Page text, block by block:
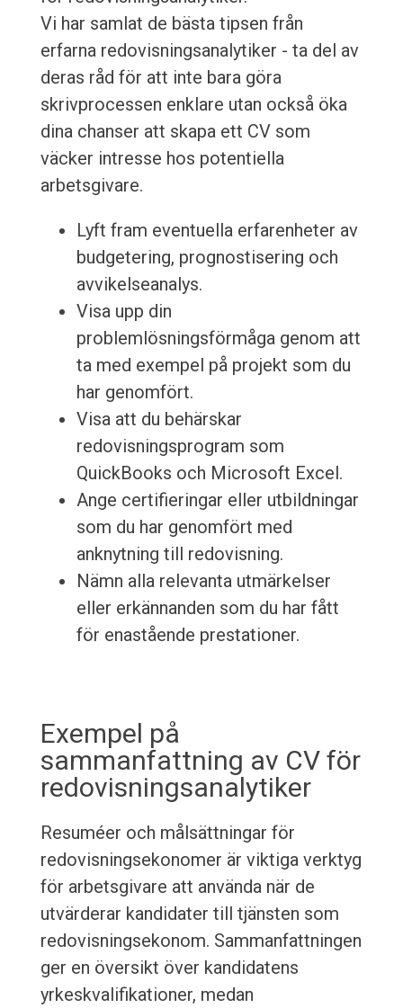
Vi har samlat de bästa tipsen från
erfarna redovisningsanalytiker - ta del av
deras råd för att inte bara göra
skrivprocessen enklare utan också öka
dina chanser att skapa ett CV som
väcker intresse hos potentiella
arbetsgivare.
Lyft fram eventuella erfarenheter av
budgetering, prognostisering och
avvikelseanalys.
Visa upp din
problemlösningsförmåga genom att
ta med exempel på projekt som du
har genomfört.
Visa att du behärskar
redovisningsprogram som
QuickBooks och Microsoft Excel.
Ange certifieringar eller utbildningar
som du har genomfört med
anknytning till redovisning.
Nämn alla relevanta utmärkelser
eller erkännanden som du har fått
för enastående prestationer.
Exempel på
sammanfattning av CV för
redovisningsanalytiker
Resuméer och målsättningar för
redovisningsekonomer är viktiga verktyg
för arbetsgivare att använda när de
utvärderar kandidater till tjänsten som
redovisningsekonom. Sammanfattningen
ger en översikt över kandidatens
yrkeskvalifikationer, medan